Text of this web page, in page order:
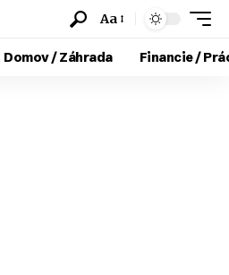
Aa
Domov / Záhrada Financie /